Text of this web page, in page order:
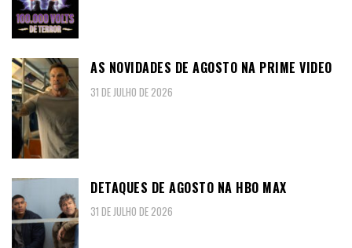
AS NOVIDADES DE AGOSTO NA PRIME VIDEO
31 DE JULHO DE 2026
DETAQUES DE AGOSTO NA HBO MAX
31 DE JULHO DE 2026